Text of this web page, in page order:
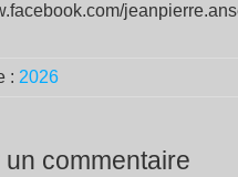
: 2026
un commentaire